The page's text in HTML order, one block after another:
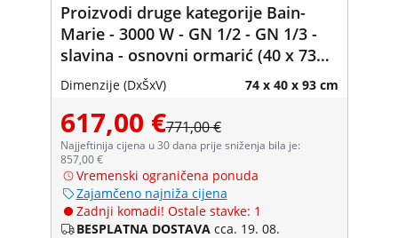
Proizvodi druge kategorije Bain-
Marie - 3000 W - GN 1/2 - GN 1/3 -
slavina - osnovni ormarić (40 x 73
cm) - Royal Catering
Dimenzije (DxŠxV) 74 x 40 x 93 cm
617,00 €771,00 €
Najjeftinija cijena u 30 dana prije sniženja bila je:
857,00 €
Vremenski ograničena ponuda
Zajamčeno najniža cijena
Zadnji komadi! Ostale stavke: 1
BESPLATNA DOSTAVA cca. 19. 08.